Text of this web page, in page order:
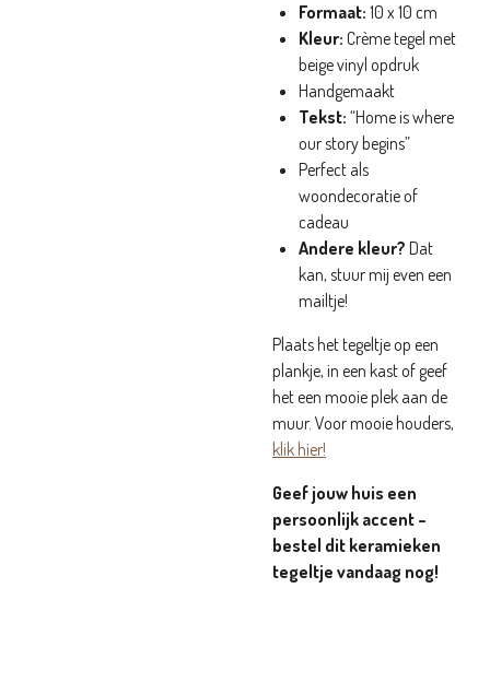
Formaat: 10 x 10 cm
Kleur: Crème tegel met
beige vinyl opdruk
Handgemaakt
Tekst: “Home is where
our story begins”
Perfect als
woondecoratie of
cadeau
Andere kleur? Dat
kan, stuur mij even een
mailtje!
Plaats het tegeltje op een
plankje, in een kast of geef
het een mooie plek aan de
muur. Voor mooie houders,
klik hier!
Geef jouw huis een
persoonlijk accent –
bestel dit keramieken
tegeltje vandaag nog!